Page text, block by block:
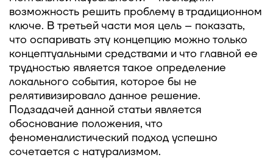
возможность решить проблему в традиционном
ключе. В третьей части моя цель – показать,
что оспаривать эту концепцию можно только
концептуальными средствами и что главной ее
трудностью является такое определение
локального события, которое бы не
релятивизировало данное решение.
Подзадачей данной статьи является
обоснование положения, что
феноменалистический подход успешно
сочетается с натурализмом.